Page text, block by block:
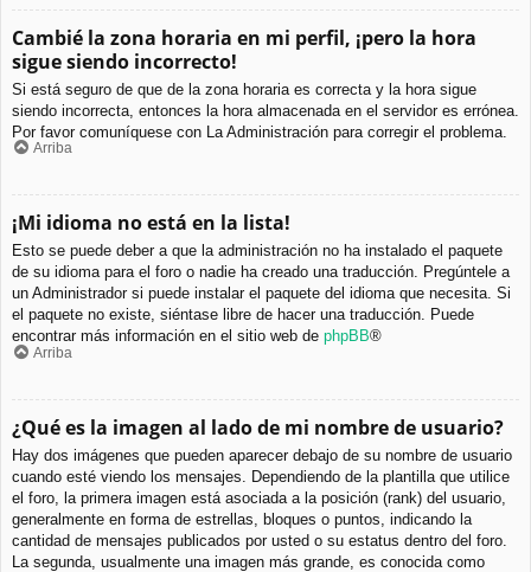
Cambié la zona horaria en mi perfil, ¡pero la hora
sigue siendo incorrecto!
Si está seguro de que de la zona horaria es correcta y la hora sigue
siendo incorrecta, entonces la hora almacenada en el servidor es errónea.
Por favor comuníquese con La Administración para corregir el problema.
Arriba
¡Mi idioma no está en la lista!
Esto se puede deber a que la administración no ha instalado el paquete
de su idioma para el foro o nadie ha creado una traducción. Pregúntele a
un Administrador si puede instalar el paquete del idioma que necesita. Si
el paquete no existe, siéntase libre de hacer una traducción. Puede
encontrar más información en el sitio web de phpBB®
Arriba
¿Qué es la imagen al lado de mi nombre de usuario?
Hay dos imágenes que pueden aparecer debajo de su nombre de usuario
cuando esté viendo los mensajes. Dependiendo de la plantilla que utilice
el foro, la primera imagen está asociada a la posición (rank) del usuario,
generalmente en forma de estrellas, bloques o puntos, indicando la
cantidad de mensajes publicados por usted o su estatus dentro del foro.
La segunda, usualmente una imagen más grande, es conocida como